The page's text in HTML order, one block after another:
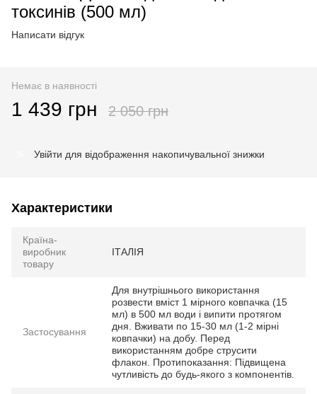
токсинів (500 мл)
Написати відгук
Немає в наявності
1 439 грн 2 050 грн
Увійти для відображення накопичувальної знижки
Характеристики
Країна-
виробник
товару
ІТАЛІЯ
Застосування
Для внутрішнього використання
розвести вміст 1 мірного ковпачка (15
мл) в 500 мл води і випити протягом
дня. Вживати по 15-30 мл (1-2 мірні
ковпачки) на добу. Перед
використанням добре струсити
флакон. Протипоказання: Підвищена
чутливість до будь-якого з компонентів.